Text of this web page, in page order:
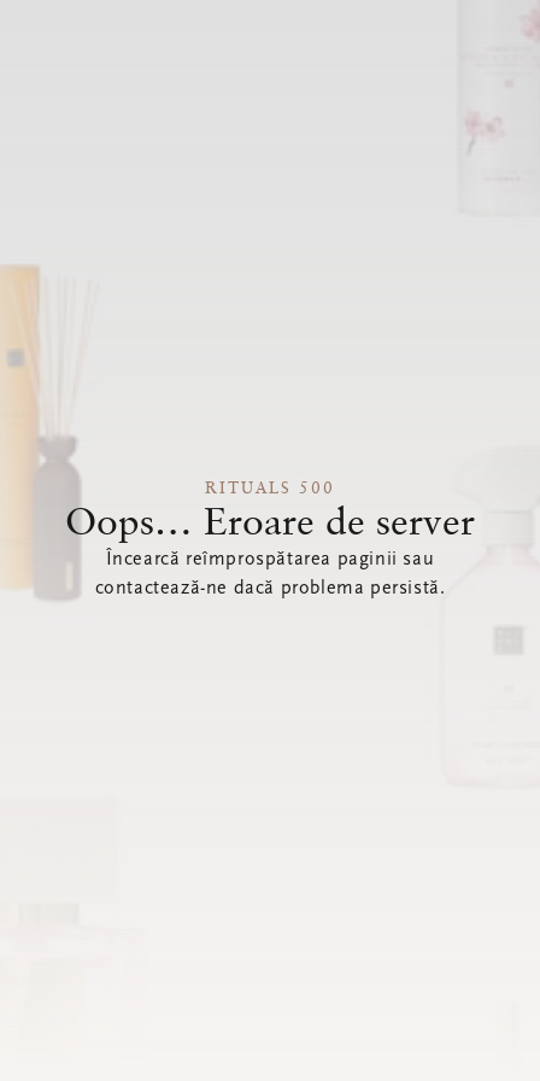
RITUALS 500
Oops… Eroare de server
Încearcă reîmprospătarea paginii sau
contactează-ne dacă problema persistă.